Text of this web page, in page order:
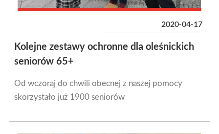
2020-04-17
Kolejne zestawy ochronne dla oleśnickich
seniorów 65+
Od wczoraj do chwili obecnej z naszej pomocy
skorzystało już 1900 seniorów